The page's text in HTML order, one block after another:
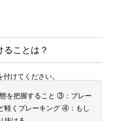
ことは？
けてください。
を把握すること ③：ブレー
軽くブレーキング ④：もし